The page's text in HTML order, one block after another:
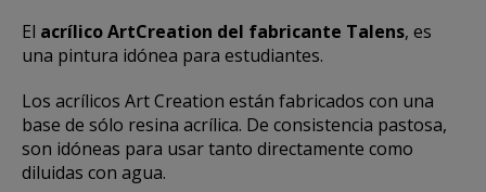
El acrílico ArtCreation del fabricante Talens, es
una pintura idónea para estudiantes.
Los acrílicos Art Creation están fabricados con una
base de sólo resina acrílica. De consistencia pastosa,
son idóneas para usar tanto directamente como
diluidas con agua.